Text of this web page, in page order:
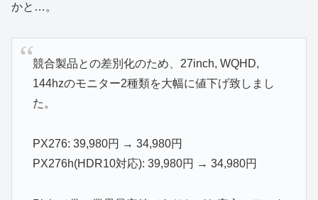
かと…。
競合製品との差別化のため、27inch, WQHD,
144hzのモニター2種類を大幅に値下げ致しまし
た。
PX276: 39,980円 → 34,980円
PX276h(HDR10対応): 39,980円 → 34,980円